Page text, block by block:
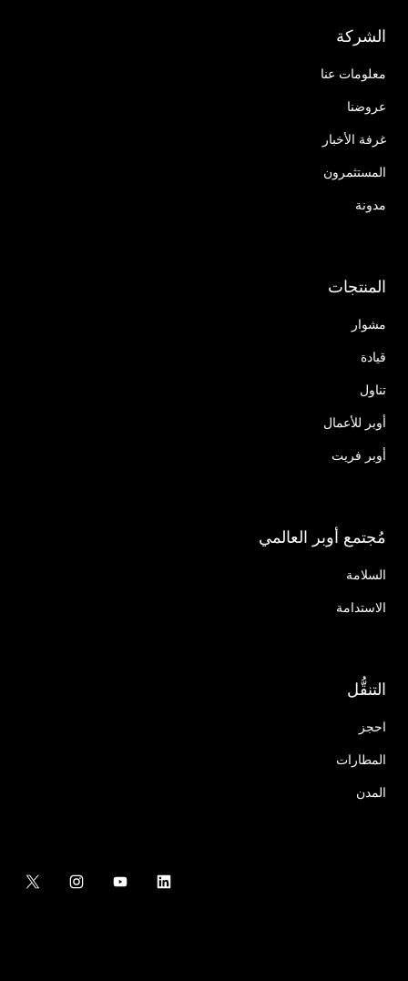
الشركة
معلومات عنا
عروضنا
غرفة الأخبار
المستثمرون
مدونة
المنتجات
مشوار
قيادة
تناول
أوبر للأعمال
أوبر فريت
مُجتمع أوبر العالمي
السلامة
الاستدامة
التنقُّل
احجز
المطارات
المدن